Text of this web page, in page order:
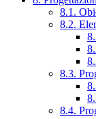
8.1.
8.2.
8.3.
8.4.